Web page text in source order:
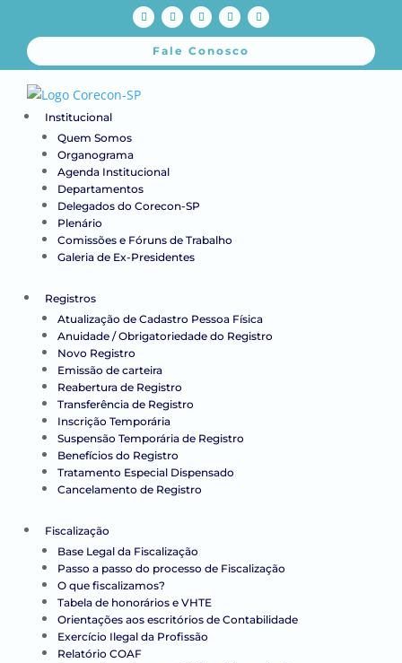
Fale Conosco
Institucional
Quem Somos
Organograma
Agenda Institucional
Departamentos
Delegados do Corecon-SP
Plenário
Comissões e Fóruns de Trabalho
Galeria de Ex-Presidentes
Registros
Atualização de Cadastro Pessoa Física
Anuidade / Obrigatoriedade do Registro
Novo Registro
Emissão de carteira
Reabertura de Registro
Transferência de Registro
Inscrição Temporária
Suspensão Temporária de Registro
Benefícios do Registro
Tratamento Especial Dispensado
Cancelamento de Registro
Fiscalização
Base Legal da Fiscalização
Passo a passo do processo de Fiscalização
O que fiscalizamos?
Tabela de honorários e VHTE
Orientações aos escritórios de Contabilidade
Exercício Ilegal da Profissão
Relatório COAF